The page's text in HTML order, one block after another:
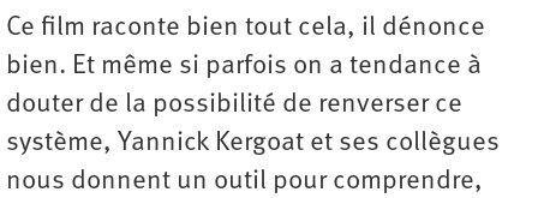
Ce film raconte bien tout cela, il dénonce
bien. Et même si parfois on a tendance à
douter de la possibilité de renverser ce
système, Yannick Kergoat et ses collègues
nous donnent un outil pour comprendre,